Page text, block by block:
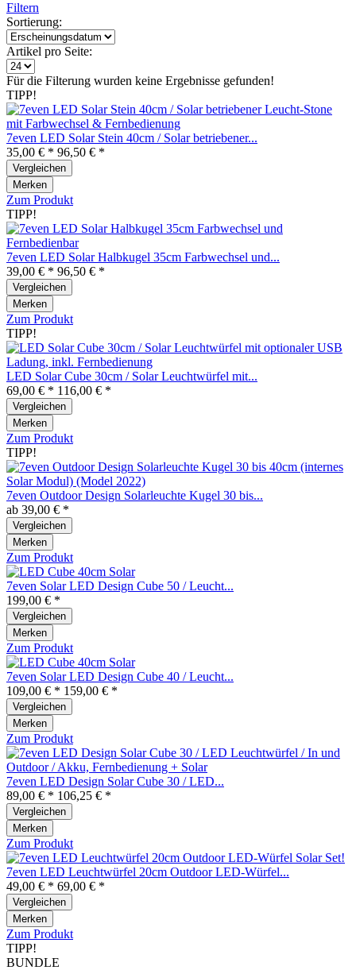
Filtern
Sortierung:
Artikel pro Seite:
Für die Filterung wurden keine Ergebnisse gefunden!
TIPP!
7even LED Solar Stein 40cm / Solar betriebener...
35,00 € * 96,50 € *
Vergleichen
Merken
Zum Produkt
TIPP!
7even LED Solar Halbkugel 35cm Farbwechsel und...
39,00 € * 96,50 € *
Vergleichen
Merken
Zum Produkt
TIPP!
LED Solar Cube 30cm / Solar Leuchtwürfel mit...
69,00 € * 116,00 € *
Vergleichen
Merken
Zum Produkt
TIPP!
7even Outdoor Design Solarleuchte Kugel 30 bis...
ab 39,00 € *
Vergleichen
Merken
Zum Produkt
7even Solar LED Design Cube 50 / Leucht...
199,00 € *
Vergleichen
Merken
Zum Produkt
7even Solar LED Design Cube 40 / Leucht...
109,00 € * 159,00 € *
Vergleichen
Merken
Zum Produkt
7even LED Design Solar Cube 30 / LED...
89,00 € * 106,25 € *
Vergleichen
Merken
Zum Produkt
7even LED Leuchtwürfel 20cm Outdoor LED-Würfel...
49,00 € * 69,00 € *
Vergleichen
Merken
Zum Produkt
TIPP!
BUNDLE